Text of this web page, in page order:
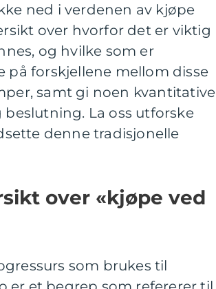
ned i verdenen av kjøpe
over hvorfor det er viktig
og hvilke som er
på forskjellene mellom disse
samt gi noen kvantitative
La oss utforske
denne tradisjonelle
over «kjøpe ved
som brukes til